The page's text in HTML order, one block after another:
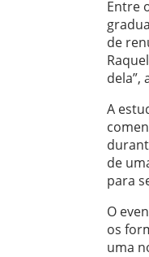
Entre
de
dela”,
A
de
para
O
os
uma